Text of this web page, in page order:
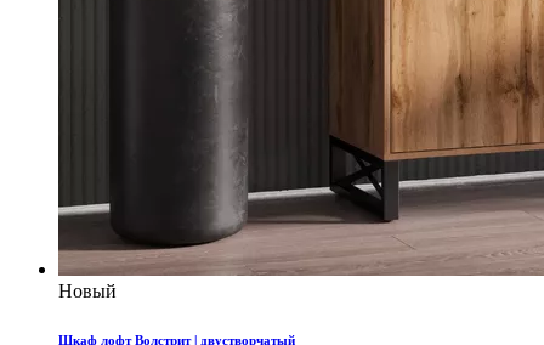
Новый
Шкаф лофт Волстрит | двустворчатый